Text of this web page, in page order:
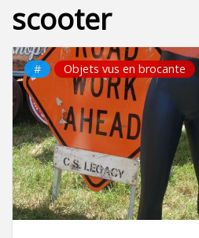
scooter
# Objets vus en brocante